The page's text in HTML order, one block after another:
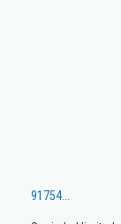
91754...